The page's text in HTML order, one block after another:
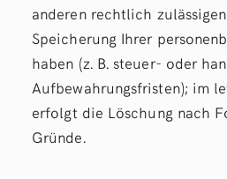
anderen rechtlich
Speicherung Ihrer
haben (z. B. steuer- oder
Aufbewahrungsfristen); im
erfolgt die Löschung nach
Gründe.